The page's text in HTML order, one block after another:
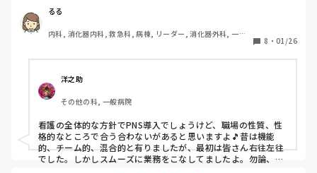
後、PNSを廃止しました。
私は、そのPNSを廃止した病棟からまだPNSをやっている病
棟に9月に異動してきました。
じざるを得ませんでした。
色々な病棟に入院したことのある患者さんも、「(私が異動
する前の病棟の方が)新人が患者から見てもよく動けてた
よ」と言っていました。
現病棟はPNSだけれども、結局は忙しくて、新人の面倒を見
てられず、清潔ケアや単純に点滴を繋げてくるなど、簡単な
仕事しか新人にさせていませんでした。PNSを廃止した病棟
では、イベントは必ずと言っていいほど新人に担当させて、
るる
内科, 消化器内科, 救急科, 病棟, リーダー, 消化器外科, 一般
8 ・ 01/26
洋之助
その他の科, 一般病院
看護の全体的な方針でPNS導入でしょうけど、職場の性質、性
格的なところで合う合わないがあると思いますよ🎵昔は機能
的、チーム的、混合的と有りましたが、最初は皆さん右往左往
でした。しかしスムーズに業務をこなしてましたよ。勿論、指